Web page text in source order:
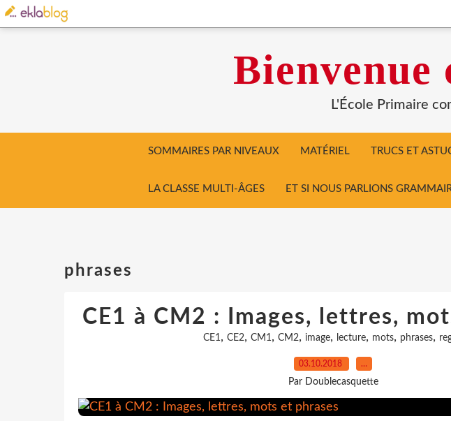
Bienvenue
L'École Primaire
SOMMAIRES PAR NIVEAUX MATÉRIEL TRUCS ET
LA CLASSE MULTI-ÂGES ET SI NOUS PARLIONS
phrases
CE1 à CM2 : Images, lettres,
CE1, CE2, CM1, CM2, image, lecture, mots, phrases,
03.10.2018 …
Par Doublecasquette